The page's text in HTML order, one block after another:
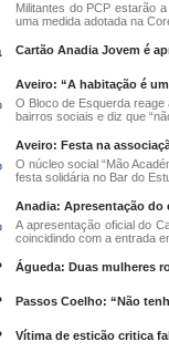
Militantes do PCP estarão
uma medida adotada na
Cartão Anadia Jovem é
Aveiro: “A habitação é
O Bloco de Esquerda
bairros sociais e diz que
Aveiro: Festa na
O núcleo social “Mão
festa solidária no Bar do
Anadia: Apresentação do
A apresentação oficial do
coincidindo com a entrada
Águeda: Duas mulheres
Passos Coelho: “Não
Vítima de esticão critica